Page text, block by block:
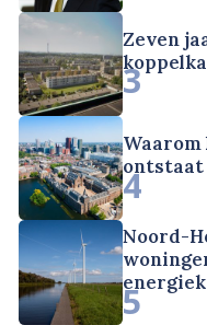
Zeven
3
ontstaat
4
Noord-
5